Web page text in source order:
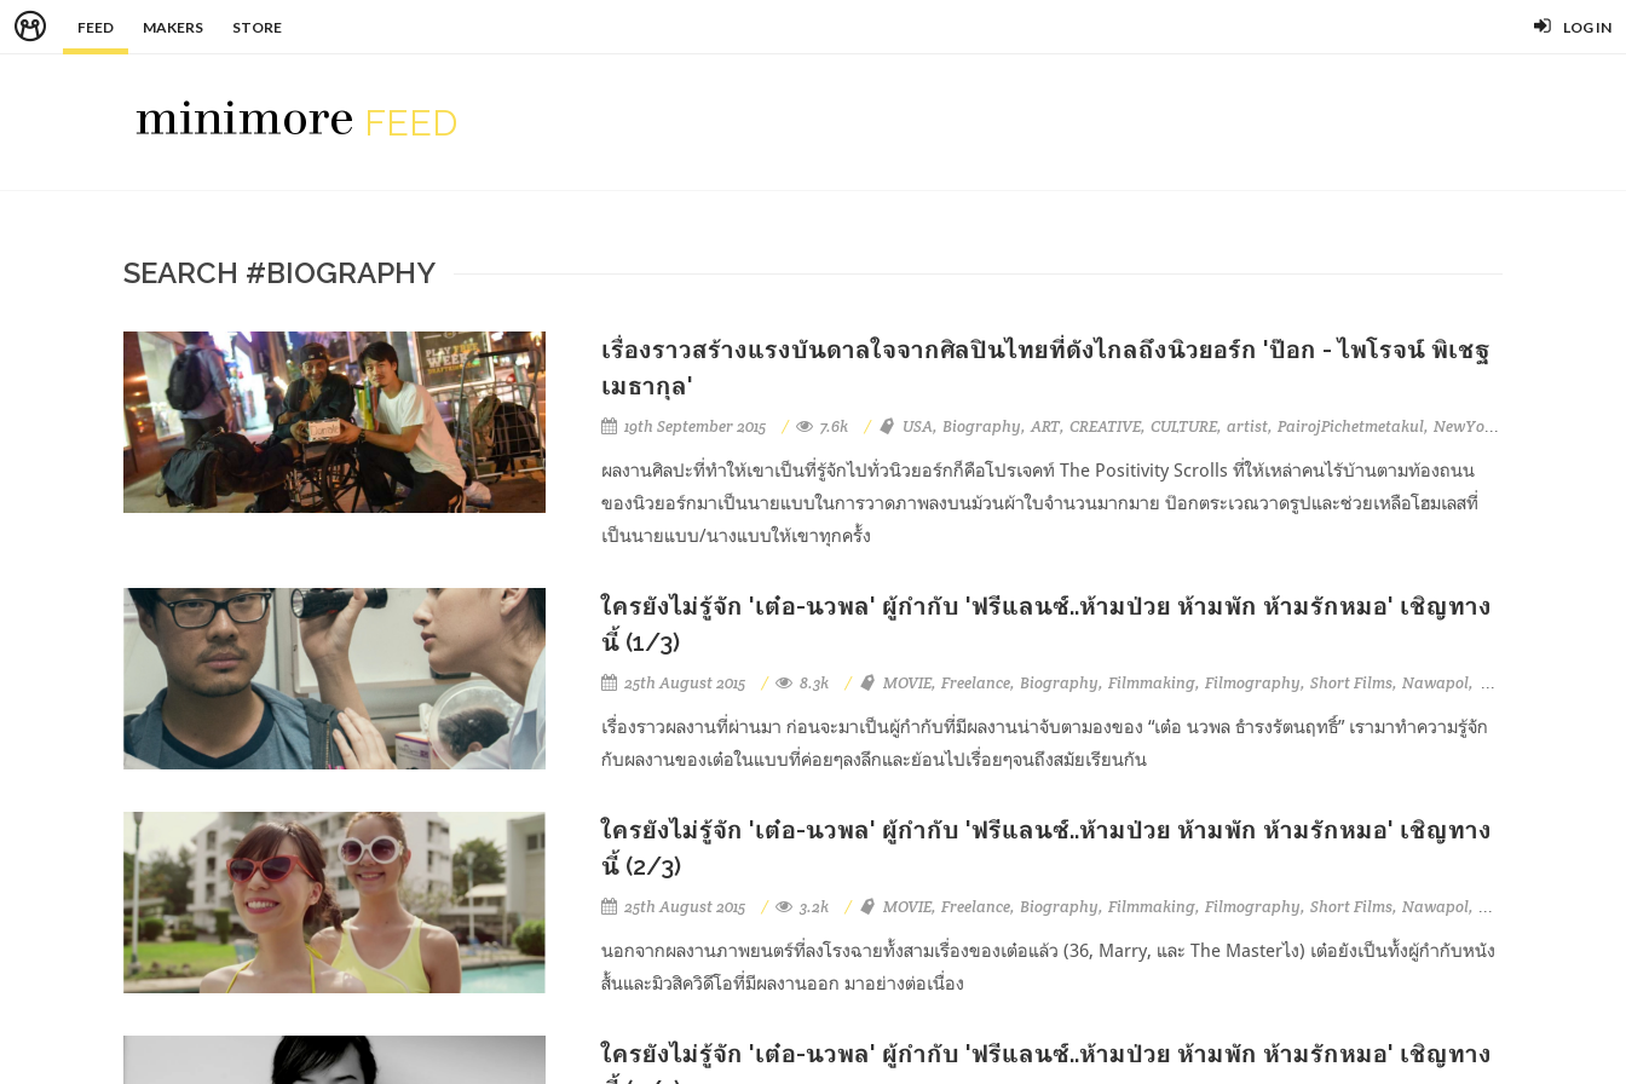
FEED MAKERS STORE LOG IN
FEED
SEARCH #BIOGRAPHY
เรื่องราวสร้างแรงบันดาลใจจากศิลปินไทยที่ดังไกลถึงนิวยอร์ก 'ป๊อก - ไพโรจน์ พิเชฐ
เมธากุล'
19th September 2015 7.6k USA Biography ART CREATIVE CULTURE artist PairojPichetmetakul NewYork
ผลงานศิลปะที่ทำให้เขาเป็นที่รู้จักไปทั่วนิวยอร์กก็คือโปรเจคท์ The Positivity Scrolls ที่ให้เหล่าคนไร้บ้านตามท้องถนน
ของนิวยอร์กมาเป็นนายแบบในการวาดภาพลงบนม้วนผ้าใบจำนวนมากมาย ป๊อกตระเวณวาดรูปและช่วยเหลือโฮมเลสที่
เป็นนายแบบ/นางแบบให้เขาทุกครั้ง
ใครยังไม่รู้จัก 'เต๋อ-นวพล' ผู้กำกับ 'ฟรีแลนซ์..ห้ามป่วย ห้ามพัก ห้ามรักหมอ' เชิญทาง
นี้ (1/3)
25th August 2015 8.3k MOVIE Freelance Biography Filmmaking Filmography Short Films Nawapol GTH
เรื่องราวผลงานที่ผ่านมา ก่อนจะมาเป็นผู้กำกับที่มีผลงานน่าจับตามองของ “เต๋อ นวพล ธำรงรัตนฤทธิ์” เรามาทำความรู้จัก
กับผลงานของเต๋อในแบบที่ค่อยๆลงลึกและย้อนไปเรื่อยๆจนถึงสมัยเรียนกัน
ใครยังไม่รู้จัก 'เต๋อ-นวพล' ผู้กำกับ 'ฟรีแลนซ์..ห้ามป่วย ห้ามพัก ห้ามรักหมอ' เชิญทาง
นี้ (2/3)
25th August 2015 3.2k MOVIE Freelance Biography Filmmaking Filmography Short Films Nawapol GTH
นอกจากผลงานภาพยนตร์ที่ลงโรงฉายทั้งสามเรื่องของเต๋อแล้ว (36, Marry, และ The Masterไง) เต๋อยังเป็นทั้งผู้กำกับหนัง
สั้นและมิวสิควิดีโอที่มีผลงานออก มาอย่างต่อเนื่อง
ใครยังไม่รู้จัก 'เต๋อ-นวพล' ผู้กำกับ 'ฟรีแลนซ์..ห้ามป่วย ห้ามพัก ห้ามรักหมอ' เชิญทาง